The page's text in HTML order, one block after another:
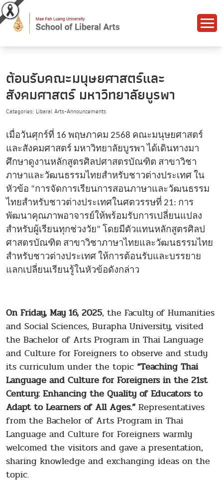
ต้อนรับคณะมนุษยศาสตร์และ
สังคมศาสตร์ มหาวิทยาลัยบูรพา
Categories: Libaral Arts-Announcements
เมื่อวันศุกร์ที่ 16 พฤษภาคม 2568 คณะมนุษยศาสตร์
และสังคมศาสตร์ มหาวิทยาลัยบูรพา ได้เดินทางมา
ศึกษาดูงานหลักสูตรศิลปศาสตรบัณฑิต สาขาวิชา
ภาษาและวัฒนธรรมไทยสำหรับชาวต่างประเทศ ใน
หัวข้อ “การจัดการเรียนการสอนภาษาและวัฒนธรรม
ไทยสำหรับชาวต่างประเทศในศตวรรษที่ 21: การ
พัฒนาคุณภาพอาจารย์ให้พร้อมรับการเปลี่ยนแปลง
สำหรับผู้เรียนทุกช่วงวัย” โดยมีตัวแทนหลักสูตรศิลป
ศาสตรบัณฑิต สาขาวิชาภาษาไทยและวัฒนธรรมไทย
สำหรับชาวต่างประเทศ ให้การต้อนรับและบรรยาย
แลกเปลี่ยนเรียนรู้ในหัวข้อดังกล่าว
On Friday, May 16, 2025, the Faculty of Humanities
and Social Sciences, Burapha University, visited
the Bachelor of Arts Program in Thai Language
and Culture for Foreigners to observe and study
its curriculum under the topic “Teaching Thai
Language and Culture for Foreigners in the 21st
Century: Enhancing the Quality of Educators to
Adapt to Learners of All Ages.”Representatives
from the Bachelor of Arts Program in Thai
Language and Culture for Foreigners warmly
welcomed the visitors and gave a presentation,
sharing knowledge and exchanging ideas on the
topic.